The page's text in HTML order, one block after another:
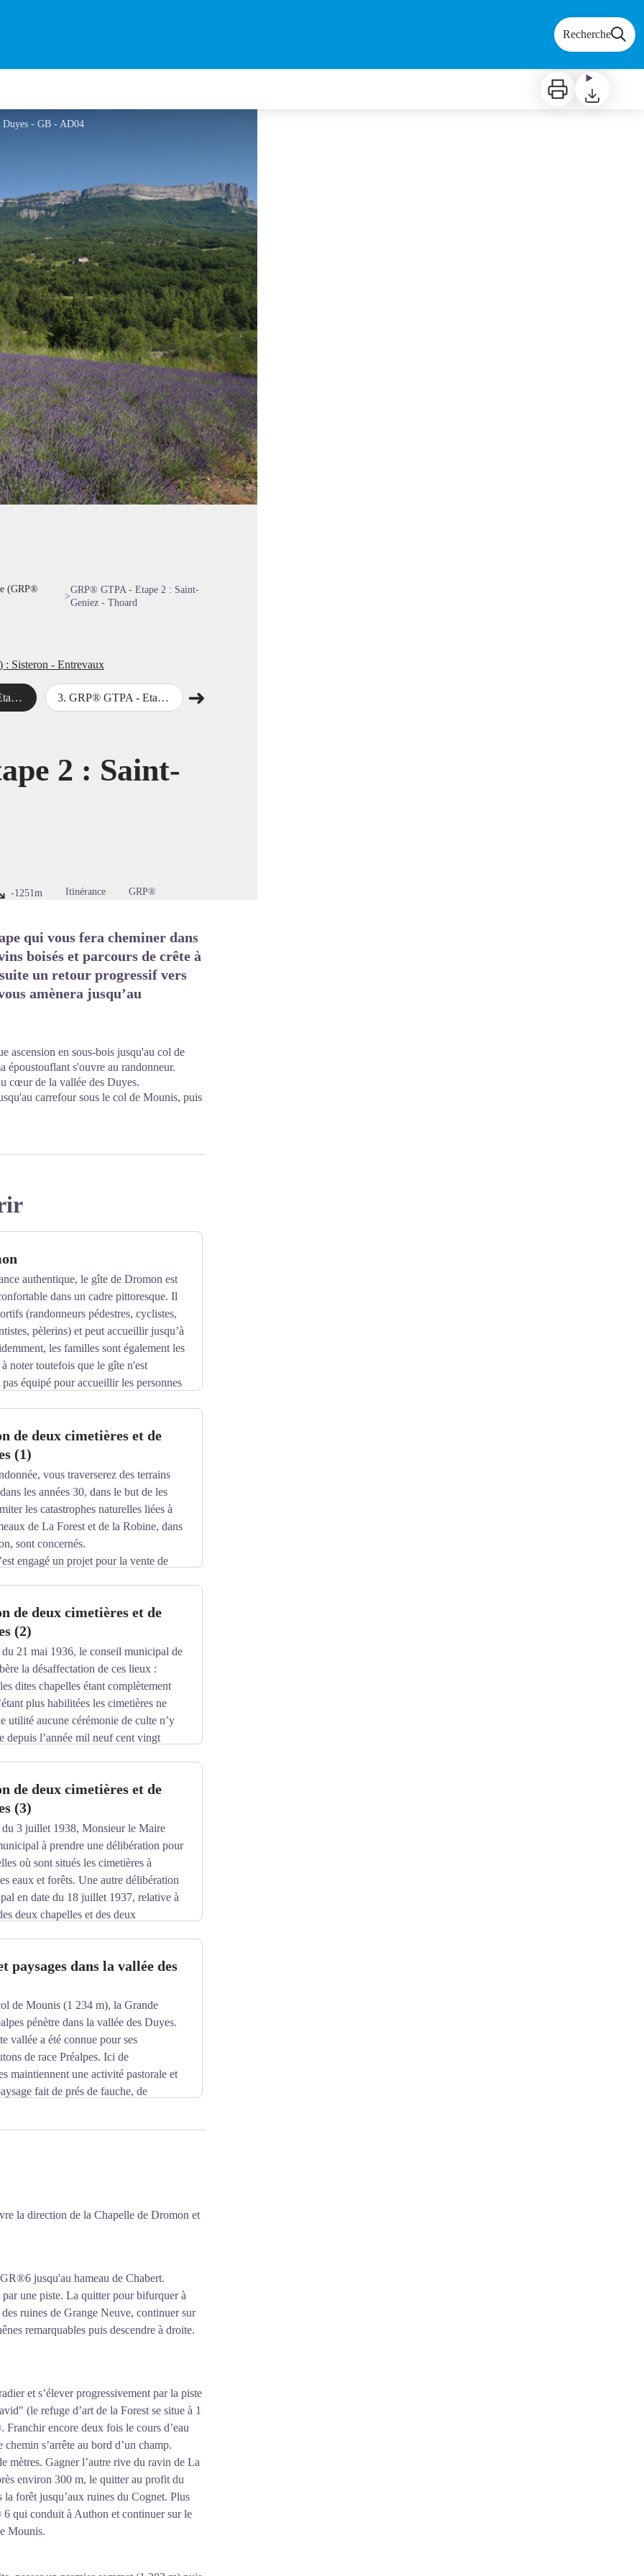
Recherche
Imprimer Télécharger
Duyes - GB - AD04
en plein écran
(GRP®
>
GRP® GTPA - Etape 2 : Saint-
Geniez - Thoard
: Sisteron - Entrevaux
3.GRP® GTPA - Etape 3 : Thoard - Digne-les-Bains ➜Étape suivante
2 : Saint-
-1251m Itinérance GRP®
qui vous fera cheminer dans
boisés et parcours de crête à
un retour progressif vers
amènera jusqu’au
ascension en sous-bois jusqu'au col de
époustouflant s'ouvre au randonneur.
cœur de la vallée des Duyes.
carrefour sous le col de Mounis, puis
authentique, le gîte de Dromon est
dans un cadre pittoresque. Il
(randonneurs pédestres, cyclistes,
pèlerins) et peut accueillir jusqu’à
les familles sont également les
noter toutefois que le gîte n'est
équipé pour accueillir les personnes
de deux cimetières et de
(1)
vous traverserez des terrains
les années 30, dans le but de les
les catastrophes naturelles liées à
de La Forest et de la Robine, dans
sont concernés.
engagé un projet pour la vente de
une procédure pour l’aliénation
la Robine et doit justifier que les deux
les cimetières attenants n’ont reçu
de deux cimetières et de
(2)
du 21 mai 1936, le conseil municipal de
la désaffectation de ces lieux :
dites chapelles étant complètement
plus habilitées les cimetières ne
utilité aucune cérémonie de culte n’y
depuis l’année mil neuf cent vingt
effectuée".
de la République prononce
et de la Robine.
de deux cimetières et de
(3)
du 3 juillet 1938, Monsieur le Maire
à prendre une délibération pour
où sont situés les cimetières à
eaux et forêts. Une autre délibération
en date du 18 juillet 1937, relative à
deux chapelles et des deux
la désaffectation des deux
paysages dans la vallée des
de Mounis (1 234 m), la Grande
pénètre dans la vallée des Duyes.
vallée a été connue pour ses
de race Préalpes. Ici de
maintiennent une activité pastorale et
fait de prés de fauche, de
fonctionnent en saison, selon des
plus traditionnel, comme à la Distillerie
la direction de la Chapelle de Dromon et
jusqu'au hameau de Chabert.
une piste. La quitter pour bifurquer à
ruines de Grange Neuve, continuer sur
remarquables puis descendre à droite.
et s’élever progressivement par la piste
(le refuge d’art de la Forest se situe à 1
encore deux fois le cours d’eau
s’arrête au bord d’un champ.
mètres. Gagner l’autre rive du ravin de La
environ 300 m, le quitter au profit du
forêt jusqu’aux ruines du Cognet. Plus
qui conduit à Authon et continuer sur le
Mounis.